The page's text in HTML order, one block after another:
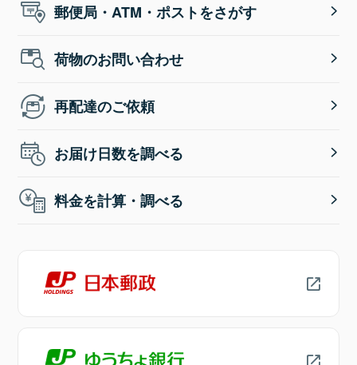
郵便局・ATM・ポストをさがす
荷物のお問い合わせ
再配達のご依頼
お届け日数を調べる
料金を計算・調べる